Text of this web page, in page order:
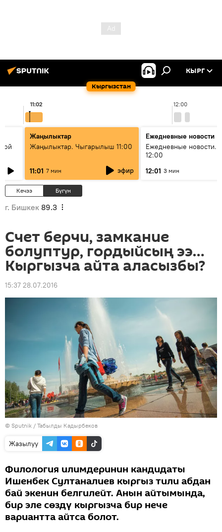
Кыргызстан
КЫРГ
12:00
11:02
Жаңылыктар
Жаңылыктар. Чыгарылыш 11:00
11:01 7 мин эфир
Ежедневные новости
Ежедневные новости.
12:00
12:01 3 мин
Кечээ Бүгүн
г. Бишкек 89.3
Счет берчи, замкание
болуптур, гордыйсың ээ…
Кыргызча айта аласызбы?
15:37 28.07.2016
© Sputnik / Табылды Кадырбеков
Жазылуу
Филология илимдеринин кандидаты
Ишенбек Султаналиев кыргыз тили абдан
бай экенин белгилейт. Анын айтымында,
бир эле сөздү кыргызча бир нече
вариантта айтса болот.